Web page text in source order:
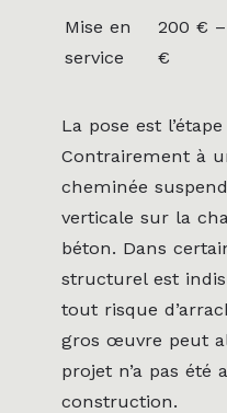
Mise en
service
200 €
€
La pose est
Contrairement à
cheminée
verticale sur la
béton. Dans
structurel est
tout risque
gros œuvre peut
projet n’a pas été
construction.